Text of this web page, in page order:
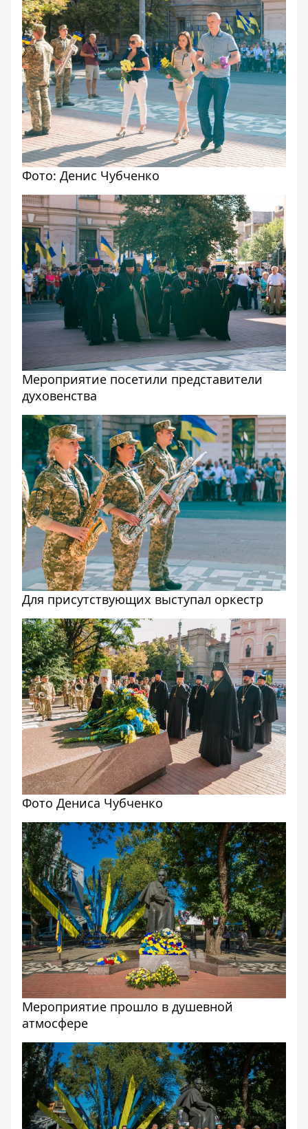
Фото: Денис Чубченко
Мероприятие посетили представители
духовенства
Для присутствующих выступал оркестр
Фото Дениса Чубченко
Мероприятие прошло в душевной
атмосфере